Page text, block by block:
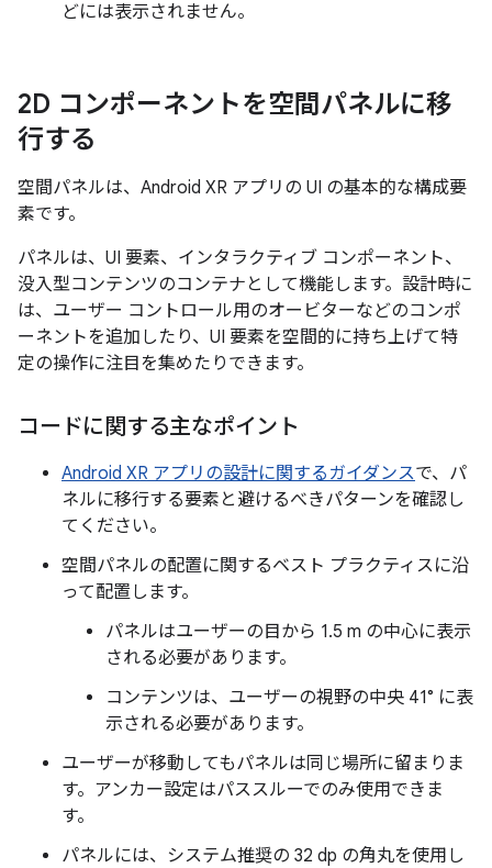
どには表示されません。
2D コンポーネントを空間パネルに移
行する
空間パネルは、Android XR アプリの UI の基本的な構成要
素です。
パネルは、UI 要素、インタラクティブ コンポーネント、
没入型コンテンツのコンテナとして機能します。設計時に
は、ユーザー コントロール用のオービターなどのコンポ
ーネントを追加したり、UI 要素を空間的に持ち上げて特
定の操作に注目を集めたりできます。
コードに関する主なポイント
Android XR アプリの設計に関するガイダンスで、パ
ネルに移行する要素と避けるべきパターンを確認し
てください。
空間パネルの配置に関するベスト プラクティスに沿
って配置します。
パネルはユーザーの目から 1.5 m の中心に表示
される必要があります。
コンテンツは、ユーザーの視野の中央 41° に表
示される必要があります。
ユーザーが移動してもパネルは同じ場所に留まりま
す。アンカー設定はパススルーでのみ使用できま
す。
パネルには、システム推奨の 32 dp の角丸を使用し